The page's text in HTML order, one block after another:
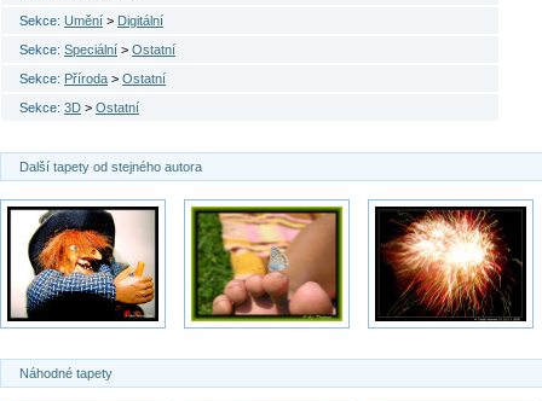
Sekce: Umění > Digitální
Sekce: Speciální > Ostatní
Sekce: Příroda > Ostatní
Sekce: 3D > Ostatní
Další tapety od stejného autora
Náhodné tapety